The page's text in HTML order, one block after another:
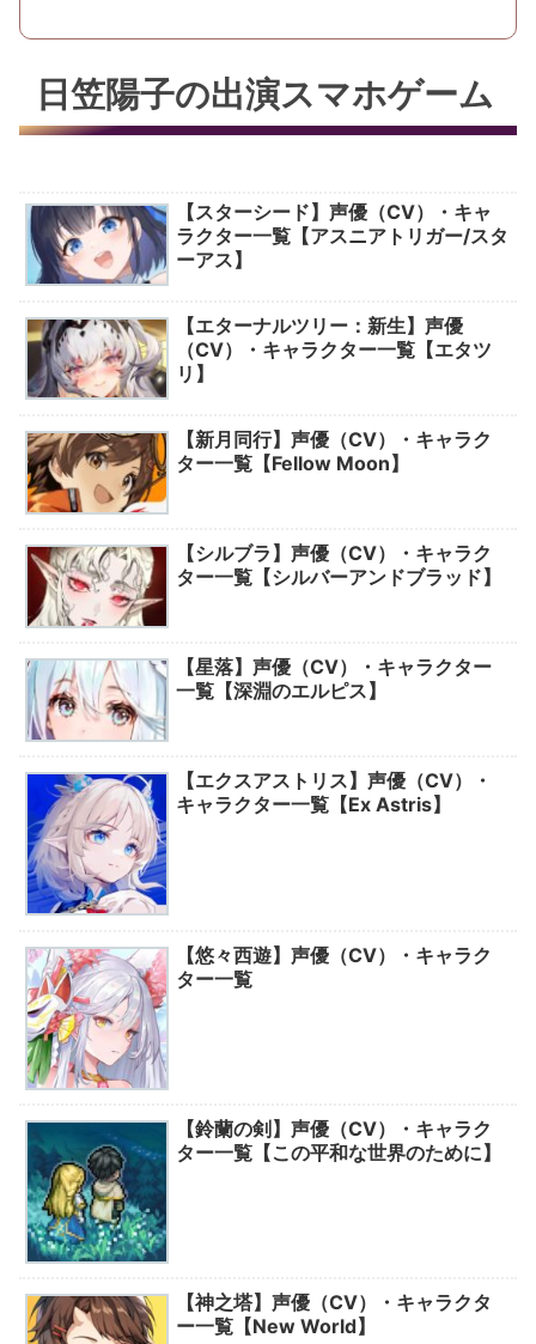
日笠陽子の出演スマホゲーム
【スターシード】声優（CV）・キャ
ラクター一覧【アスニアトリガー/スタ
ーアス】
【エターナルツリー：新生】声優
（CV）・キャラクター一覧【エタツ
リ】
【新月同行】声優（CV）・キャラク
ター一覧【Fellow Moon】
【シルブラ】声優（CV）・キャラク
ター一覧【シルバーアンドブラッド】
【星落】声優（CV）・キャラクター
一覧【深淵のエルピス】
【エクスアストリス】声優（CV）・
キャラクター一覧【Ex Astris】
【悠々西遊】声優（CV）・キャラク
ター一覧
【鈴蘭の剣】声優（CV）・キャラク
ター一覧【この平和な世界のために】
【神之塔】声優（CV）・キャラクタ
ー一覧【New World】